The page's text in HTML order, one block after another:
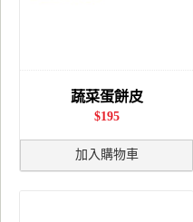
蔬菜蛋餅皮
$195
加入購物車